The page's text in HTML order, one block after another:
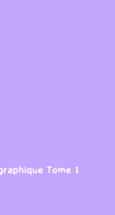
Tome 1